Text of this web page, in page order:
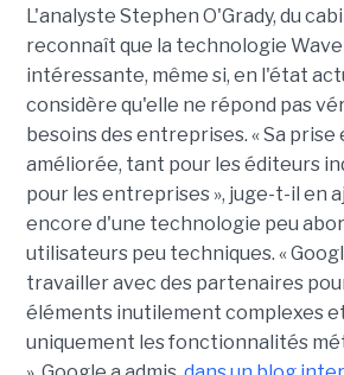
L'analyste Stephen O'Grady, du
reconnaît que la technologie
intéressante, même si, en l'état
considère qu'elle ne répond pas
besoins des entreprises. « Sa
améliorée, tant pour les éditeurs
pour les entreprises », juge-t-il en
encore d'une technologie peu
utilisateurs peu techniques. «
travailler avec des partenaires
éléments inutilement complexes
uniquement les fonctionnalités